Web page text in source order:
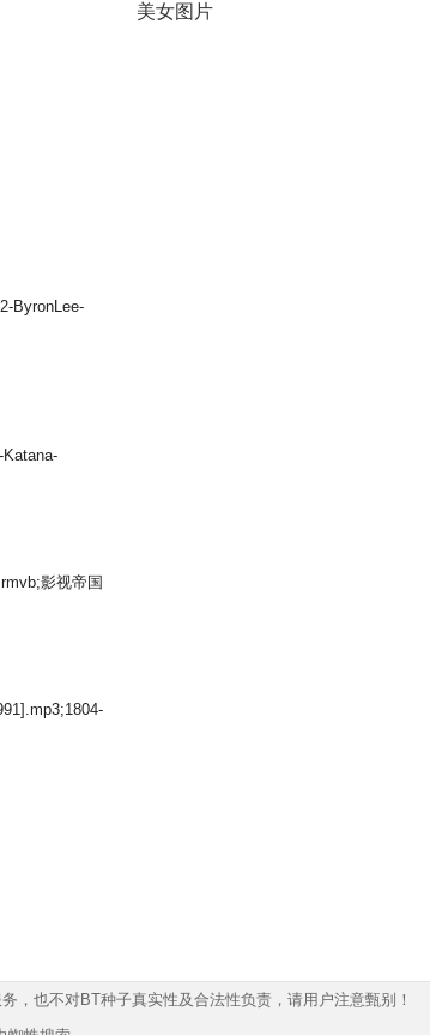
ByronLee-
影视帝国
美女图片
，也不对BT种子真实性及合法性负责，请用户注意甄别！